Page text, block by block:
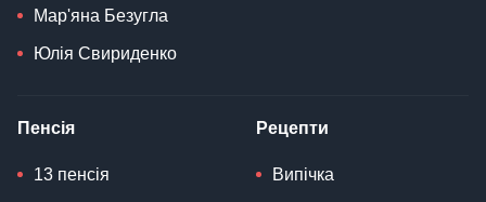
Мар'яна Безугла
Юлія Свириденко
Пенсія
13 пенсія
Рецепти
Випічка